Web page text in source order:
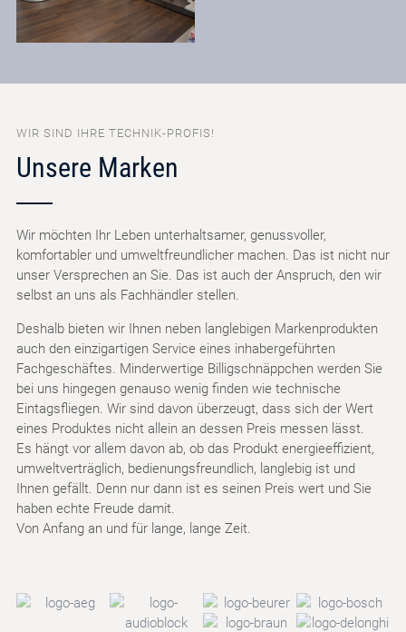
WIR SIND IHRE TECHNIK-PROFIS!
Unsere Marken
Wir möchten Ihr Leben unterhaltsamer, genussvoller,
komfortabler und umweltfreundlicher machen. Das ist nicht nur
unser Versprechen an Sie. Das ist auch der Anspruch, den wir
selbst an uns als Fachhändler stellen.
Deshalb bieten wir Ihnen neben langlebigen Markenprodukten
auch den einzigartigen Service eines inhabergeführten
Fachgeschäftes. Minderwertige Billigschnäppchen werden Sie
bei uns hingegen genauso wenig finden wie technische
Eintagsfliegen. Wir sind davon überzeugt, dass sich der Wert
eines Produktes nicht allein an dessen Preis messen lässt.
Es hängt vor allem davon ab, ob das Produkt energieeffizient,
umweltverträglich, bedienungsfreundlich, langlebig ist und
Ihnen gefällt. Denn nur dann ist es seinen Preis wert und Sie
haben echte Freude damit.
Von Anfang an und für lange, lange Zeit.